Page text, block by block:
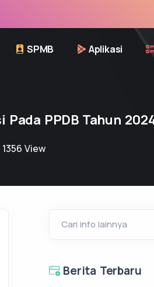
SPMB Aplikasi
PPDB Tahun
1356 View
Cari info lainnya
Berita Terbaru